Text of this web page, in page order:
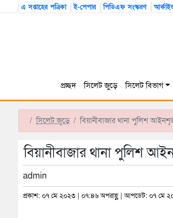
এ সপ্তাহের পত্রিকা ই-পেপার পিডিএফ সংস্করণ
প্রচ্ছদ সিলেট জুড়ে সিলেট বিভাগ
সিলেট জুড়ে বিয়ানীবাজার থানা পুলিশ
বিয়ানীবাজার থানা পুলিশ
admin
প্রকাশ: ০৭ মে ২০২৩ | ০৭:৪৬ অপরাহ্ণ | আপডেট: ০৭ মে